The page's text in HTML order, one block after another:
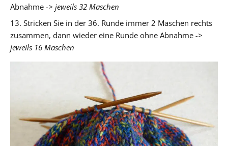
Abnahme -> jeweils 32 Maschen
13. Stricken Sie in der 36. Runde immer 2 Maschen rechts
zusammen, dann wieder eine Runde ohne Abnahme ->
jeweils 16 Maschen